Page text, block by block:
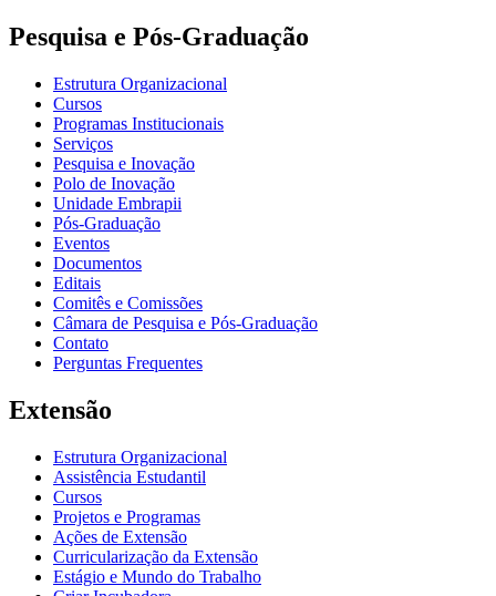
Pesquisa e Pós-Graduação
Estrutura Organizacional
Cursos
Programas Institucionais
Serviços
Pesquisa e Inovação
Polo de Inovação
Unidade Embrapii
Pós-Graduação
Eventos
Documentos
Editais
Comitês e Comissões
Câmara de Pesquisa e Pós-Graduação
Contato
Perguntas Frequentes
Extensão
Estrutura Organizacional
Assistência Estudantil
Cursos
Projetos e Programas
Ações de Extensão
Curricularização da Extensão
Estágio e Mundo do Trabalho